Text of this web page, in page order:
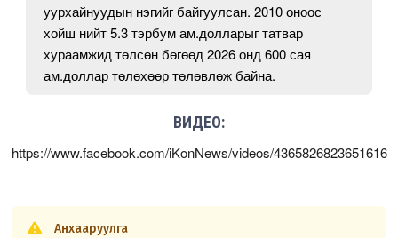
уурхайнуудын нэгийг байгуулсан. 2010 оноос
хойш нийт 5.3 тэрбум ам.долларыг татвар
хураамжид төлсөн бөгөөд 2026 онд 600 сая
ам.доллар төлөхөөр төлөвлөж байна.
ВИДЕО:
https://www.facebook.com/iKonNews/videos/4365826823651616
Анхааруулга